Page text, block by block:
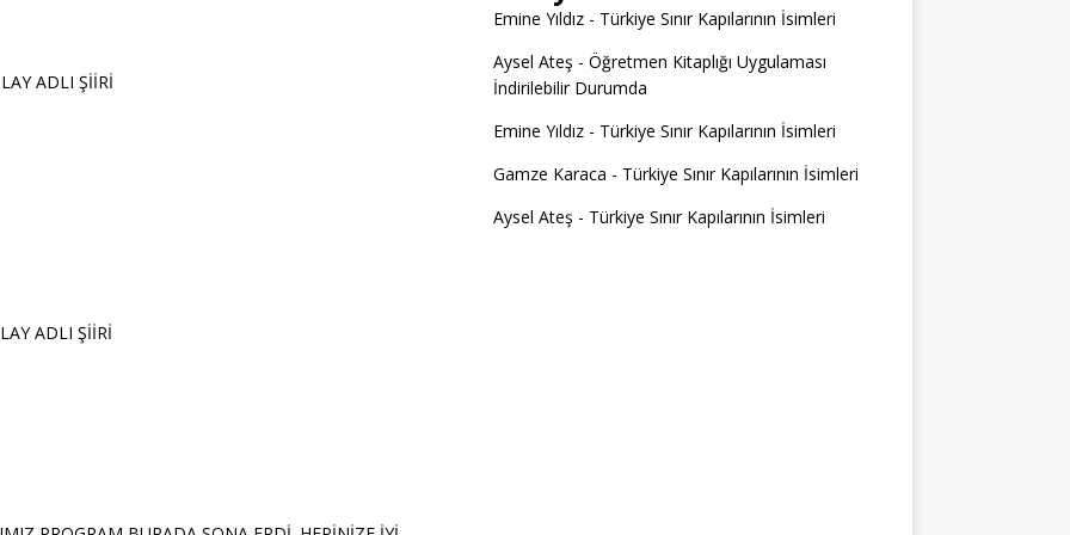
ADLI ŞİİRİ
ADLI ŞİİRİ
Emine Yıldız- Türkiye Sınır Kapılarının İsimleri
Aysel Ateş - Öğretmen Kitaplığı Uygulaması
İndirilebilir Durumda
Emine Yıldız- Türkiye Sınır Kapılarının İsimleri
Gamze Karaca - Türkiye Sınır Kapılarının İsimleri
Aysel Ateş - Türkiye Sınır Kapılarının İsimleri